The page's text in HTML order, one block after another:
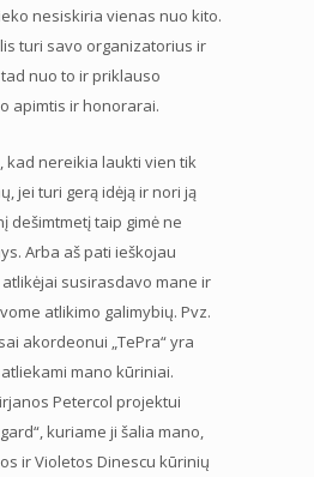
nesiskiria vienas nuo kito.
turi savo organizatorius ir
nuo to ir priklauso
apimtis ir honorarai.
kad nereikia laukti vien tik
jei turi gerą idėją ir nori ją
dešimtmetį taip gimė ne
Arba aš pati ieškojau
susirasdavo mane ir
atlikimo galimybių. Pvz.
akordeonui „TePra“ yra
mano kūriniai.
Petercol projektui
kuriame ji šalia mano,
ir Violetos Dinescu kūrinių